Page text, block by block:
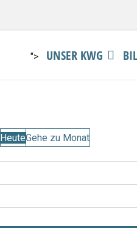
"> UNSER KWG
HeuteGehe zu Monat